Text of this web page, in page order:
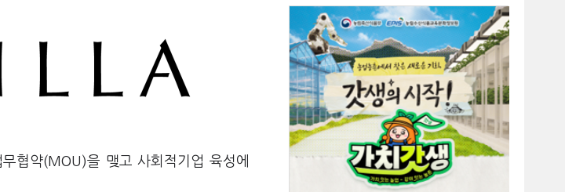
협약(MOU)을 맺고 사회적기업 육성에